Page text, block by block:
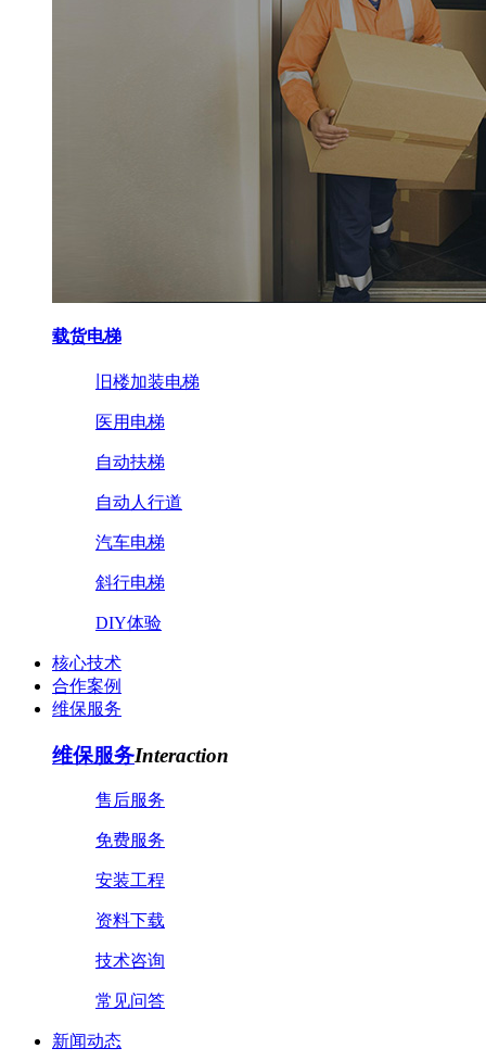
载货电梯
旧楼加装电梯
医用电梯
自动扶梯
自动人行道
汽车电梯
斜行电梯
DIY体验
核心技术
合作案例
维保服务
维保服务Interaction
售后服务
免费服务
安装工程
资料下载
技术咨询
常见问答
新闻动态